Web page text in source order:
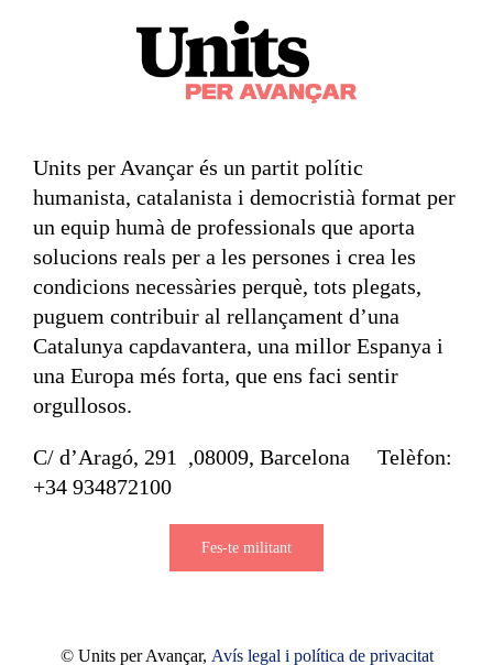
Units per Avançar és un partit polític
humanista, catalanista i democristià format per
un equip humà de professionals que aporta
solucions reals per a les persones i crea les
condicions necessàries perquè, tots plegats,
puguem contribuir al rellançament d’una
Catalunya capdavantera, una millor Espanya i
una Europa més forta, que ens faci sentir
orgullosos.
C/ d’Aragó, 291 ,08009, Barcelona Telèfon:
+34 934872100
Fes-te militant
© Units per Avançar, Avís legal i política de privacitat